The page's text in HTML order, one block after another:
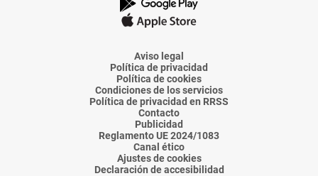
La
Voz
Almería
La
Voz
Almería
La
Voz
Almería
La
Voz
Almería
La
Voz
Aviso legal
Política de privacidad
Política de cookies
Condiciones de los servicios
Política de privacidad en RRSS
Contacto
Publicidad
Reglamento UE 2024/1083
Canal ético
Ajustes de cookies
Declaración de accesibilidad